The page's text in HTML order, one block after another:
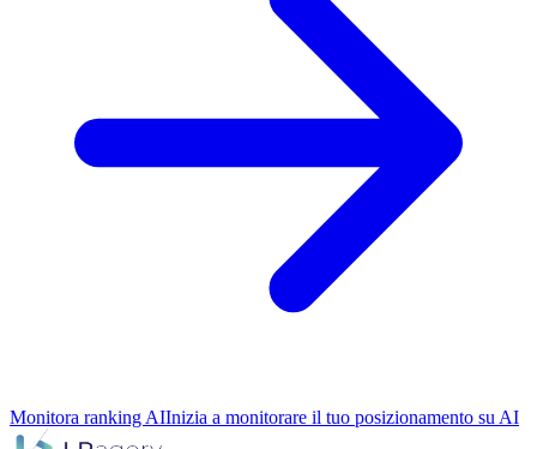
Monitora ranking AIInizia a monitorare il tuo posizionamento su AI